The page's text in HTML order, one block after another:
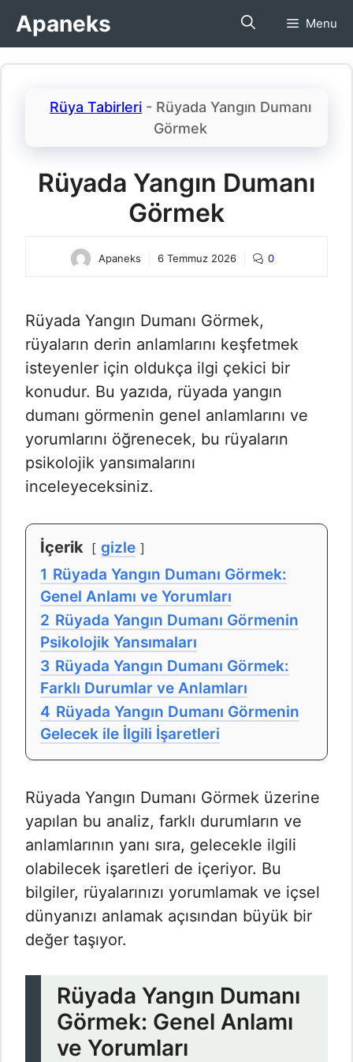
İçeriğe
atlaApaneks Menu
Rüya Tabirleri - Rüyada Yangın Dumanı
Görmek​
Rüyada Yangın Dumanı
Görmek​
Apaneks 6 Temmuz 2026 0
Rüyada Yangın Dumanı Görmek​,
rüyaların derin anlamlarını keşfetmek
isteyenler için oldukça ilgi çekici bir
konudur. Bu yazıda, rüyada yangın
dumanı görmenin genel anlamlarını ve
yorumlarını öğrenecek, bu rüyaların
psikolojik yansımalarını
inceleyeceksiniz.
İçerik
gizle
1 Rüyada Yangın Dumanı Görmek:
Genel Anlamı ve Yorumları
2 Rüyada Yangın Dumanı Görmenin
Psikolojik Yansımaları
3 Rüyada Yangın Dumanı Görmek:
Farklı Durumlar ve Anlamları
4 Rüyada Yangın Dumanı Görmenin
Gelecek ile İlgili İşaretleri
Rüyada Yangın Dumanı Görmek​ üzerine
yapılan bu analiz, farklı durumların ve
anlamlarının yanı sıra, gelecekle ilgili
olabilecek işaretleri de içeriyor. Bu
bilgiler, rüyalarınızı yorumlamak ve içsel
dünyanızı anlamak açısından büyük bir
değer taşıyor.
Rüyada Yangın Dumanı
Görmek: Genel Anlamı
ve Yorumları